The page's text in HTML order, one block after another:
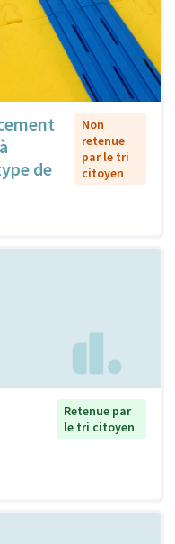
de
Non
retenue
par le tri
citoyen
Retenue par
le tri citoyen